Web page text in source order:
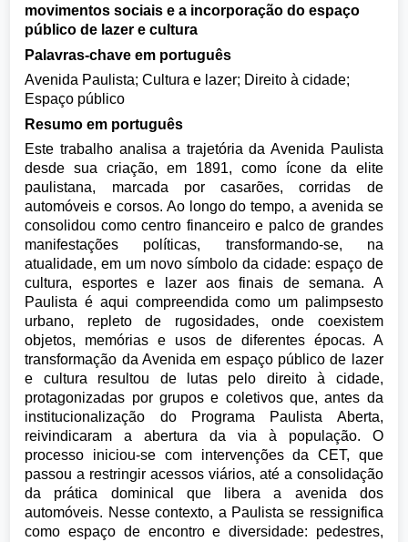
movimentos sociais e a incorporação do espaço
público de lazer e cultura
Palavras-chave em português
Avenida Paulista; Cultura e lazer; Direito à cidade;
Espaço público
Resumo em português
Este trabalho analisa a trajetória da Avenida Paulista
desde sua criação, em 1891, como ícone da elite
paulistana, marcada por casarões, corridas de
automóveis e corsos. Ao longo do tempo, a avenida se
consolidou como centro financeiro e palco de grandes
manifestações políticas, transformando-se, na
atualidade, em um novo símbolo da cidade: espaço de
cultura, esportes e lazer aos finais de semana. A
Paulista é aqui compreendida como um palimpsesto
urbano, repleto de rugosidades, onde coexistem
objetos, memórias e usos de diferentes épocas. A
transformação da Avenida em espaço público de lazer
e cultura resultou de lutas pelo direito à cidade,
protagonizadas por grupos e coletivos que, antes da
institucionalização do Programa Paulista Aberta,
reivindicaram a abertura da via à população. O
processo iniciou-se com intervenções da CET, que
passou a restringir acessos viários, até a consolidação
da prática dominical que libera a avenida dos
automóveis. Nesse contexto, a Paulista se ressignifica
como espaço de encontro e diversidade: pedestres,